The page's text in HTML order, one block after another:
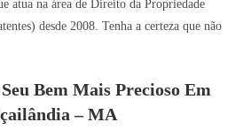
atua na área de Direito da Propriedade
desde 2008. Tenha a certeza que não
Bem Mais Precioso Em
– MA